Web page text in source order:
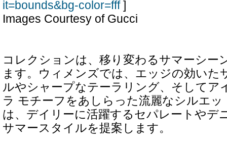
it=bounds&bg-color=fff]
Images Courtesy of Gucci
コレクションは、移り変わるサマーシー
ます。ウィメンズでは、エッジの効いた
ルやシャープなテーラリング、そしてア
ラ モチーフをあしらった流麗なシルエ
は、デイリーに活躍するセパレートやデ
サマースタイルを提案します。